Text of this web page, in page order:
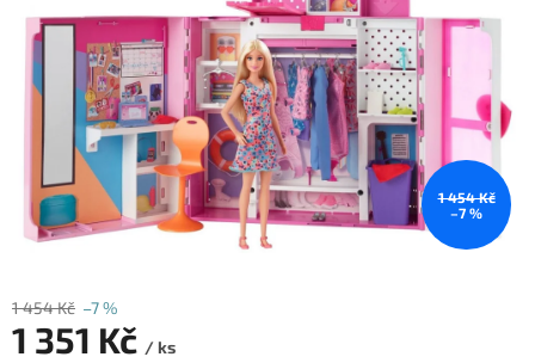
1 454 Kč
–7 %
1 454 Kč –7 %
1 351 Kč / ks